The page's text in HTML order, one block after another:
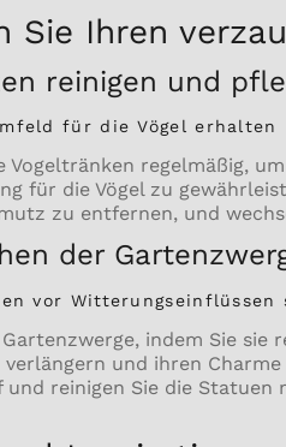
Sie Ihren
reinigen und
für die Vögel erhalten
Vogeltränken regelmäßig,
für die Vögel zu
zu entfernen, und
der
vor Witterungseinflüssen
indem Sie
und ihren
und reinigen Sie die